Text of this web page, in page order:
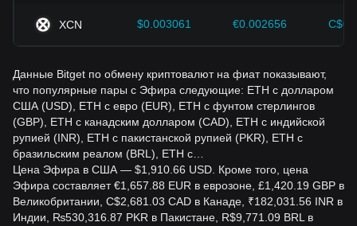
XCN $0.003061 €0.002656
Данные Bitget по обмену криптовалют на фиат показывают,
что популярные пары с Эфира следующие: ETH с долларом
США (USD), ETH с евро (EUR), ETH с фунтом стерлингов
(GBP), ETH с канадским долларом (CAD), ETH с индийской
рупией (INR), ETH с пакистанской рупией (PKR), ETH с
бразильским реалом (BRL), ETH с…
Цена Эфира в США — $1,910.66 USD. Кроме того, цена
Эфира составляет €1,657.88 EUR в еврозоне, £1,420.19 GBP в
Великобритании, C$2,681.03 CAD в Канаде, ₹182,031.56 INR в
Индии, ₨530,316.87 PKR в Пакистане, R$9,771.09 BRL в